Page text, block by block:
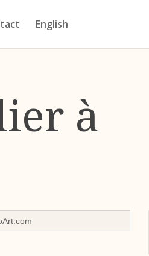
English
à